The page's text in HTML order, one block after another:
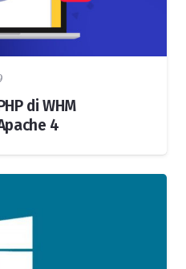
di WHM
4